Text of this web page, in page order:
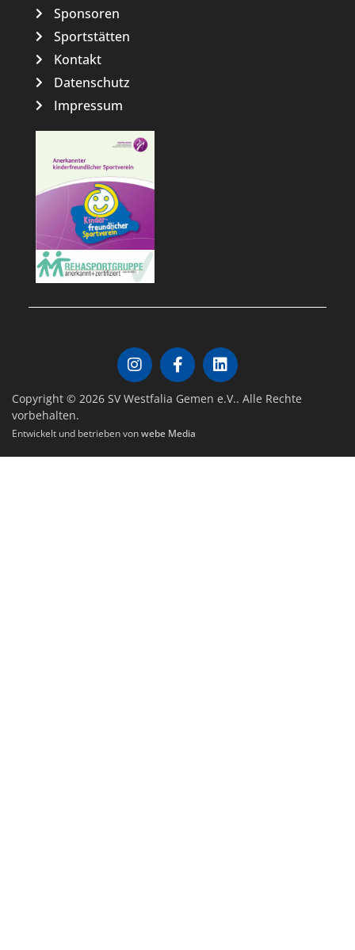
Sponsoren
Sportstätten
Kontakt
Datenschutz
Impressum
Copyright © 2026 SV Westfalia Gemen e.V.. Alle Rechte
vorbehalten.
Entwickelt und betrieben vonwebe Media